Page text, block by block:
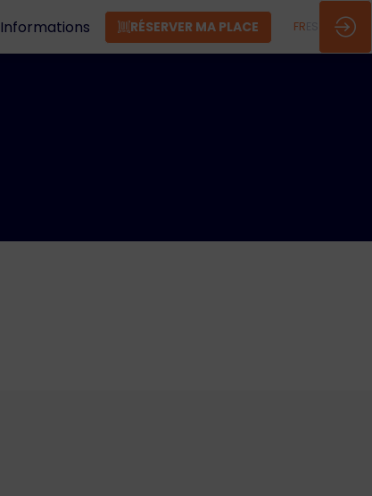
Informations RÉSERVER MA PLACE FR